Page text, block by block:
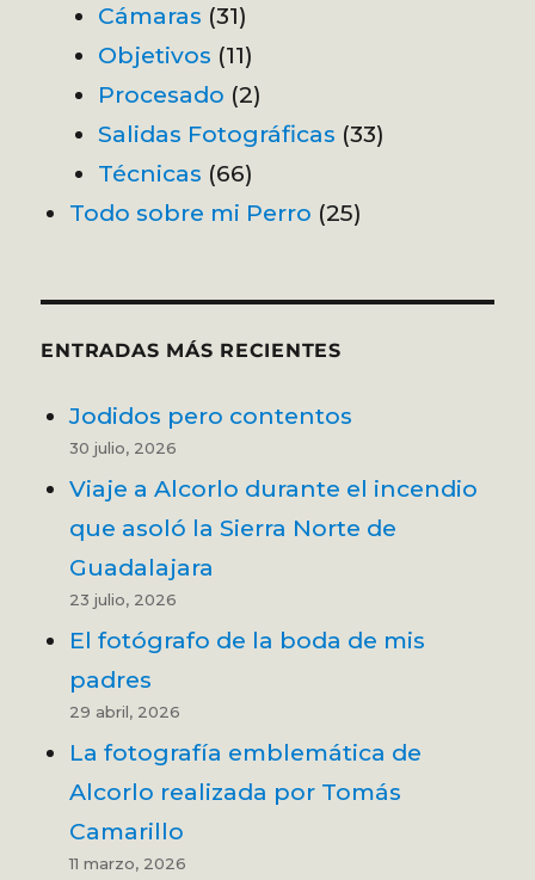
Cámaras (31)
Objetivos (11)
Procesado (2)
Salidas Fotográficas (33)
Técnicas (66)
Todo sobre mi Perro (25)
ENTRADAS MÁS RECIENTES
Jodidos pero contentos
30 julio, 2026
Viaje a Alcorlo durante el incendio
que asoló la Sierra Norte de
Guadalajara
23 julio, 2026
El fotógrafo de la boda de mis
padres
29 abril, 2026
La fotografía emblemática de
Alcorlo realizada por Tomás
Camarillo
11 marzo, 2026